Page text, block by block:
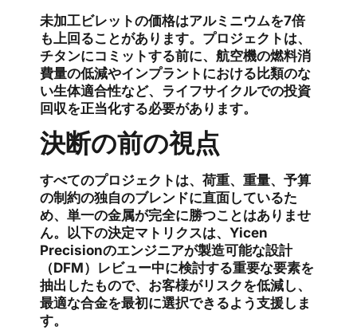
未加工ビレットの価格はアルミニウムを7倍
も上回ることがあります。プロジェクトは、
チタンにコミットする前に、航空機の燃料消
費量の低減やインプラントにおける比類のな
い生体適合性など、ライフサイクルでの投資
回収を正当化する必要があります。
決断の前の視点
すべてのプロジェクトは、荷重、重量、予算
の制約の独自のブレンドに直面しているた
め、単一の金属が完全に勝つことはありませ
ん。以下の決定マトリクスは、Yicen
Precisionのエンジニアが製造可能な設計
（DFM）レビュー中に検討する重要な要素を
抽出したもので、お客様がリスクを低減し、
最適な合金を最初に選択できるよう支援しま
す。